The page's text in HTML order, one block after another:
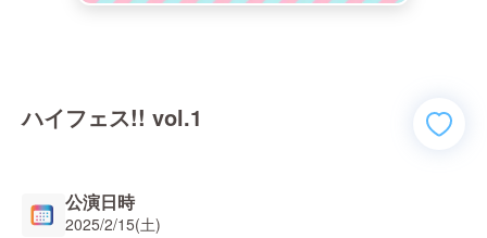
ハイフェス!! vol.1
公演日時
2025/2/15(土)